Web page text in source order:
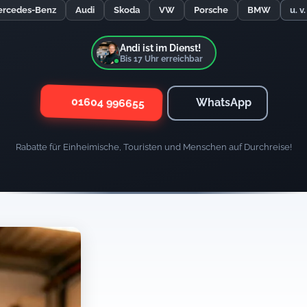
Benz Audi Skoda VW Porsche BMW u.
Andi ist im Dienst!
Bis 17Uhr erreichbar
01604 996655 WhatsApp
Rabatte für Einheimische, Touristen und Menschen auf Durchreise!